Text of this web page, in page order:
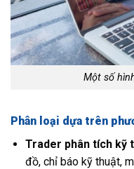
Một số
Phân loại dựa trên
Trader phân tích kỹ
đồ, chỉ báo kỹ thuật,